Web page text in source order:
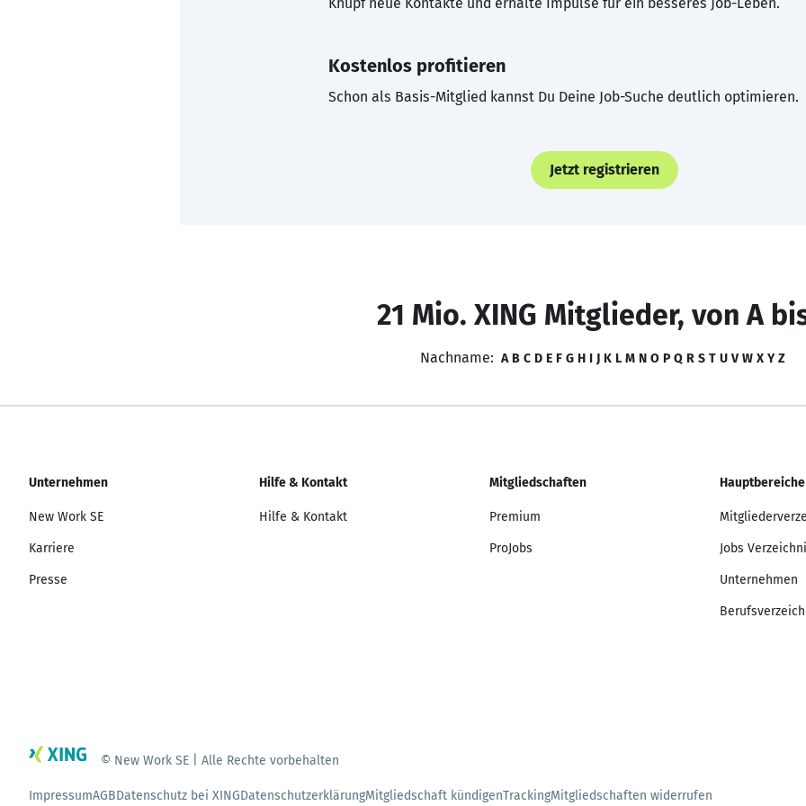
Kostenlos profitieren
Schon als Basis-Mitglied kannst Du Deine Job-Suche deutlich optimieren.
Jetzt registrieren
21 Mio. XING Mitglieder, von A
Nachname: A B C D E F G H I J K L M N O P Q R S T U V W X Y Z
Unternehmen
New Work SE
Karriere
Presse
Hilfe & Kontakt
Hilfe & Kontakt
Mitgliedschaften
Premium
ProJobs
Hauptbereiche
Jobs
Unternehmen
© New Work SE | Alle Rechte vorbehalten
ImpressumAGBDatenschutz bei XINGDatenschutzerklärungMitgliedschaft kündigenTrackingMitgliedschaften widerrufen